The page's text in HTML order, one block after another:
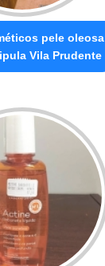
pele oleosa
Vila Prudente